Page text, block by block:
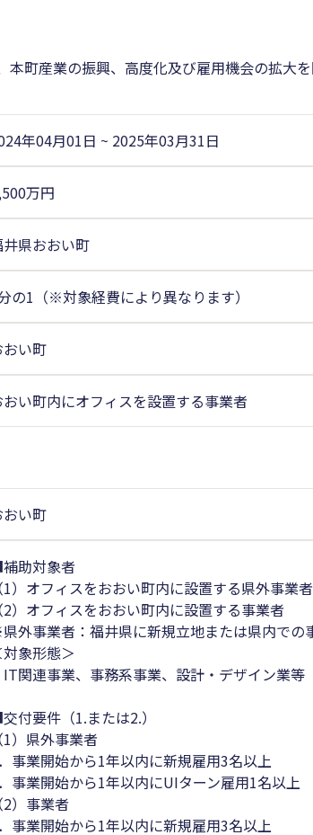
町産業の振興、高度化及び雇用機会の拡大
年04月01日 ~ 2025年03月31日
万円
県おおい町
の1（※対象経費により異なります）
おい町
おい町内にオフィスを設置する事業者
おい町
助対象者
（1）オフィスをおおい町内に設置する県外事業者
（2）オフィスをおおい町内に設置する事業者
外事業者：福井県に新規立地または県内での
対象形態＞
IT関連事業、事務系事業、設計・デザイン業
付要件（1.または2.）
（1）県外事業者
事業開始から1年以内に新規雇用3名以上
事業開始から1年以内にUIターン雇用1名以上
（2）事業者
事業開始から1年以内に新規雇用3名以上